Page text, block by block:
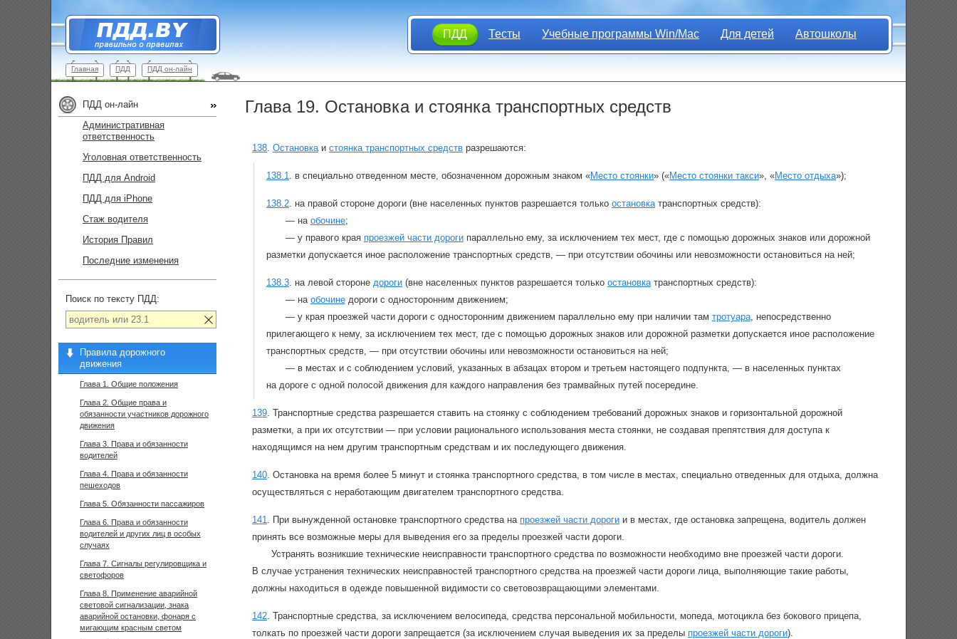
ПДД Тесты Учебные программы Win/Mac Для детей Автошколы
Главная ПДД ПДД он-лайн
Глава 19. Остановка и стоянка транспортных средств
138. Остановкаи стоянка транспортных средств разрешаются:
138.1. в специально отведенном месте, обозначенном дорожным знаком «Место стоянки» («Место стоянки такси», «Место отдыха»);
138.2. на правой стороне дороги (вне населенных пунктов разрешается только остановкатранспортных средств):
— на обочине;
— у правого края проезжей части дорогипараллельно ему, за исключением тех мест, где с помощью дорожных знаков или дорожной
разметки допускается иное расположение транспортных средств, — при отсутствии обочины или невозможности остановиться на ней;
138.3. на левой стороне дороги (вне населенных пунктов разрешается только остановкатранспортных средств):
— на обочинедороги с односторонним движением;
— у края проезжей части дороги с односторонним движением параллельно ему при наличии там тротуара, непосредственно
прилегающего к нему, за исключением тех мест, где с помощью дорожных знаков или дорожной разметки допускается иное расположение
транспортных средств, — при отсутствии обочины или невозможности остановиться на ней;
— в местах и с соблюдением условий, указанных в абзацах втором и третьем настоящего подпункта, — в населенных пунктах
на дороге с одной полосой движения для каждого направления без трамвайных путей посередине.
139. Транспортные средства разрешается ставить на стоянку с соблюдением требований дорожных знаков и горизонтальной дорожной
разметки, а при их отсутствии — при условии рационального использования места стоянки, не создавая препятствия для доступа к
находящимся на нем другим транспортным средствам и их последующего движения.
140. Остановка на время более 5 минут и стоянка транспортного средства, в том числе в местах, специально отведенных для отдыха, должна
осуществляться с неработающим двигателем транспортного средства.
141. При вынужденной остановке транспортного средства на проезжей части дороги и в местах, где остановка запрещена, водитель должен
принять все возможные меры для выведения его за пределы проезжей части дороги.
Устранять возникшие технические неисправности транспортного средства по возможности необходимо вне проезжей части дороги.
В случае устранения технических неисправностей транспортного средства на проезжей части дороги лица, выполняющие такие работы,
должны находиться в одежде повышенной видимости со световозвращающими элементами.
142. Транспортные средства, за исключением велосипеда, средства персональной мобильности, мопеда, мотоцикла без бокового прицепа,
толкать по проезжей части дороги запрещается (за исключением случая выведения их за пределы проезжей части дороги).
ПДД он-лайн
Административная
ответственность
Уголовная ответственность
ПДД для Android
ПДД для iPhone
Стаж водителя
История Правил
Последние изменения
Поиск по тексту ПДД:
Правила дорожного
движения
Глава 1. Общие положения
Глава 2. Общие права и
обязанности участников дорожного
движения
Глава 3. Права и обязанности
водителей
Глава 4. Права и обязанности
пешеходов
Глава 5. Обязанности пассажиров
Глава 6. Права и обязанности
водителей и других лиц в особых
случаях
Глава 7. Сигналы регулировщика и
светофоров
Глава 8. Применение аварийной
световой сигнализации, знака
аварийной остановки, фонаря с
мигающим красным светом